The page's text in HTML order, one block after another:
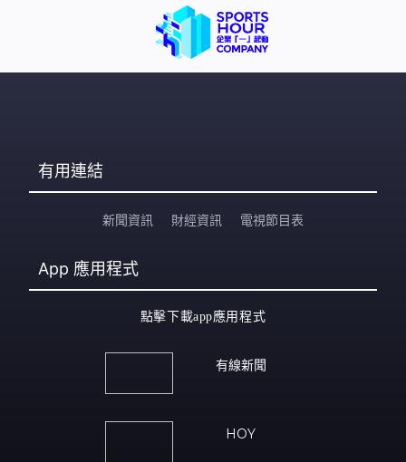
有用連結
新聞資訊 財經資訊 電視節目表
App 應用程式
點擊下載app應用程式
有線新聞
HOY